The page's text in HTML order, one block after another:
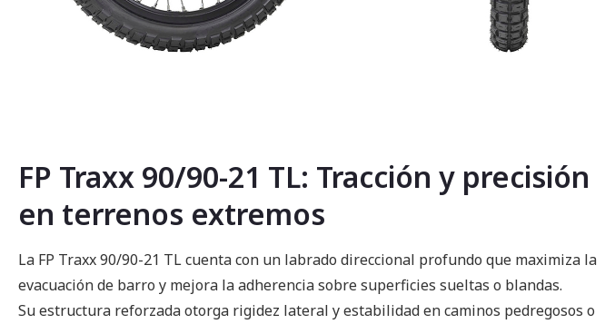
la
galería
imágenes
FP Traxx 90/90-21 TL: Tracción y precisión
en terrenos extremos
La FP Traxx 90/90-21 TL cuenta con un labrado direccional profundo que maximiza la
evacuación de barro y mejora la adherencia sobre superficies sueltas o blandas.
Su estructura reforzada otorga rigidez lateral y estabilidad en caminos pedregosos o